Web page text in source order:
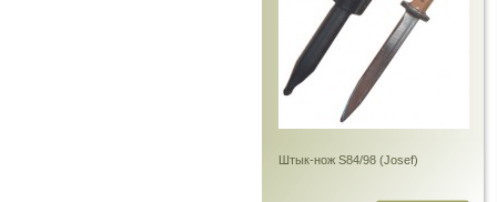
Штык-нож S84/98 (Josef)